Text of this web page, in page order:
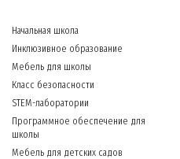
Начальная школа
Инклюзивное образование
Мебель для школы
Класс безопасности
STEM-лаборатории
Программное обеспечение для
школы
Мебель для детских садов